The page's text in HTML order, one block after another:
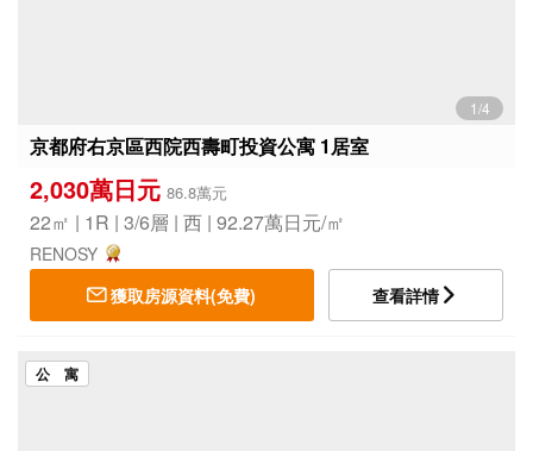
1/4
京都府右京區西院西壽町投資公寓 1居室
2,030萬日元 86.8萬元
22㎡ | 1R | 3/6層 | 西 | 92.27萬日元/㎡
RENOSY
獲取房源資料(免費)
查看詳情
公 寓